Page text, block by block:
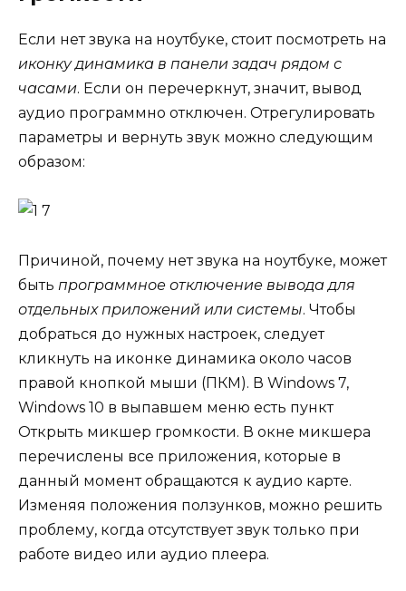
Если нет звука на ноутбуке, стоит посмотреть на
иконку динамика в панели задач рядом с
часами. Если он перечеркнут, значит, вывод
аудио программно отключен. Отрегулировать
параметры и вернуть звук можно следующим
образом:
Причиной, почему нет звука на ноутбуке, может
быть программное отключение вывода для
отдельных приложений или системы. Чтобы
добраться до нужных настроек, следует
кликнуть на иконке динамика около часов
правой кнопкой мыши (ПКМ). В Windows 7,
Windows 10 в выпавшем меню есть пункт
Открыть микшер громкости. В окне микшера
перечислены все приложения, которые в
данный момент обращаются к аудио карте.
Изменяя положения ползунков, можно решить
проблему, когда отсутствует звук только при
работе видео или аудио плеера.